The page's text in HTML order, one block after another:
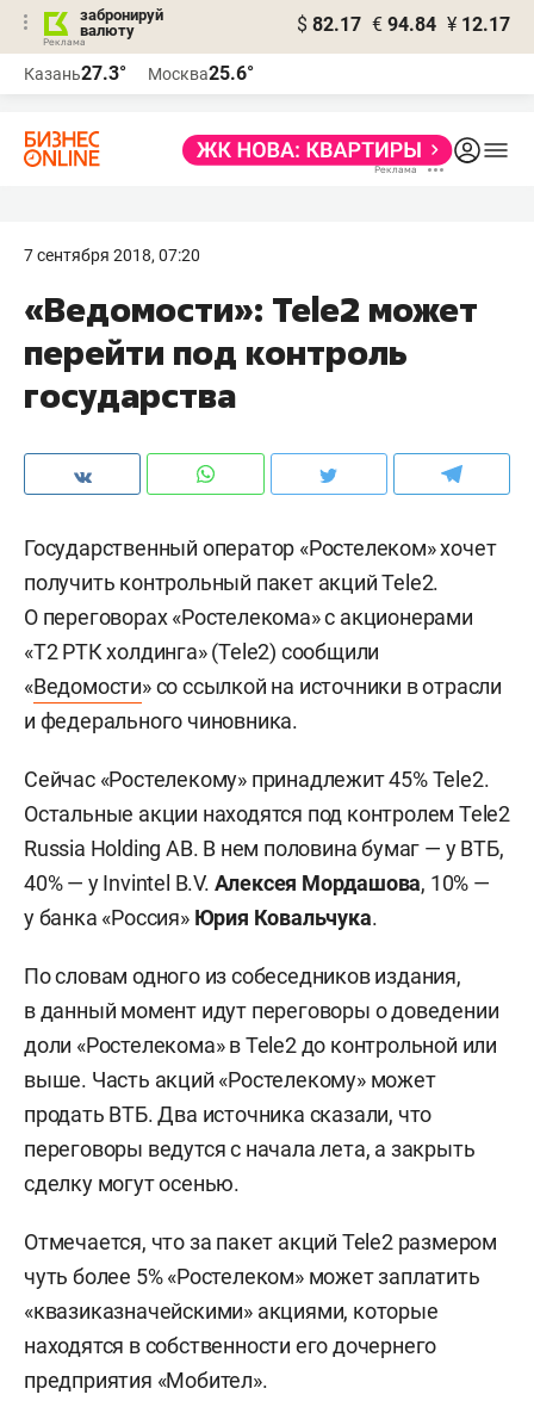
забронируй
валюту
$ 82.17 € 94.84 ¥ 12.17
Казань27.3° Москва25.6°
7 сентября 2018, 07:20
«Ведомости»: Tele2 может
перейти под контроль
государства
Государственный оператор «Ростелеком» хочет
получить контрольный пакет акций Tele2.
О переговорах «Ростелекома» с акционерами
«Т2 РТК холдинга» (Tele2) сообщили
«Ведомости» со ссылкой на источники в отрасли
и федерального чиновника.
Сейчас «Ростелекому» принадлежит 45% Tele2.
Остальные акции находятся под контролем Tele2
Russia Holding AB. В нем половина бумаг — у ВТБ,
40% — у Invintel B.V. Алексея Мордашова, 10% —
у банка «Россия» Юрия Ковальчука.
По словам одного из собеседников издания,
в данный момент идут переговоры о доведении
доли «Ростелекома» в Tele2 до контрольной или
выше. Часть акций «Ростелекому» может
продать ВТБ. Два источника сказали, что
переговоры ведутся с начала лета, а закрыть
сделку могут осенью.
Отмечается, что за пакет акций Tele2 размером
чуть более 5% «Ростелеком» может заплатить
«квазиказначейскими» акциями, которые
находятся в собственности его дочернего
предприятия «Мобител».